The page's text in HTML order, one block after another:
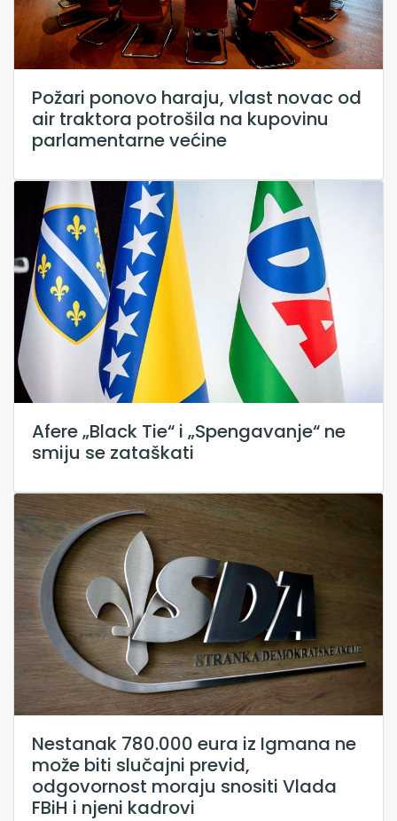
Požari ponovo haraju, vlast novac od
air traktora potrošila na kupovinu
parlamentarne većine
Afere „Black Tie“ i „Spengavanje“ ne
smiju se zataškati
Nestanak 780.000 eura iz Igmana ne
može biti slučajni previd,
odgovornost moraju snositi Vlada
FBiH i njeni kadrovi